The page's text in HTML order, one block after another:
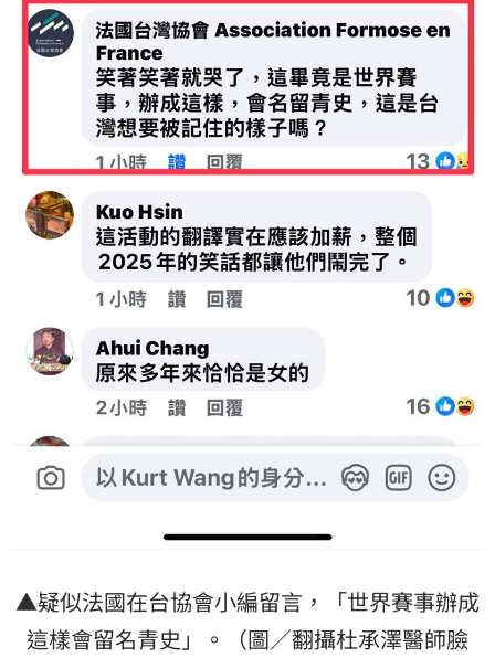
▲疑似法國在台協會小編留言，「世界賽事辦成
這樣會留名青史」。（圖／翻攝杜承澤醫師臉